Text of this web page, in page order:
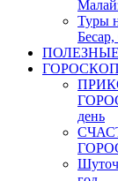
Туры
день